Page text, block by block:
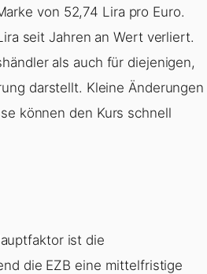
von 52,74 Lira pro Euro.
seit Jahren an Wert verliert.
als auch für diejenigen,
darstellt. Kleine Änderungen
können den Kurs schnell
ist die
die EZB eine mittelfristige